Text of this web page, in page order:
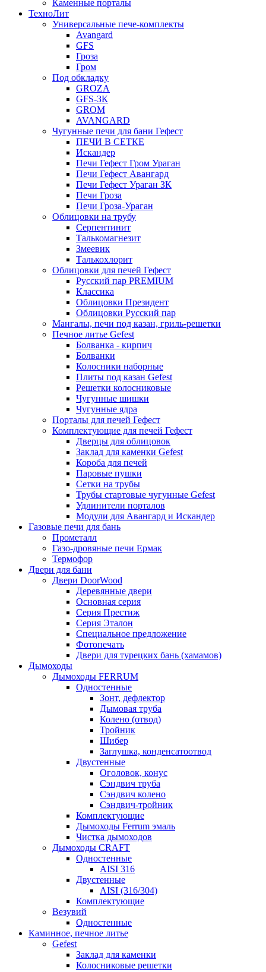
Каменные порталы
ТехноЛит
Универсальные пече-комплекты
Avangard
GFS
Гроза
Гром
Под обкладку
GROZA
GFS-ЗК
GROM
AVANGARD
Чугунные печи для бани Гефест
ПЕЧИ В СЕТКЕ
Искандер
Печи Гефест Гром Ураган
Печи Гефест Авангард
Печи Гефест Ураган ЗК
Печи Гроза
Печи Гроза-Ураган
Облицовки на трубу
Серпентинит
Талькомагнезит
Змеевик
Талькохлорит
Облицовки для печей Гефест
Русский пар PREMIUM
Классика
Облицовки Президент
Облицовки Русский пар
Мангалы, печи под казан, гриль-решетки
Печное литье Gefest
Болванка - кирпич
Болванки
Колосники наборные
Плиты под казан Gefest
Решетки колосниковые
Чугунные шишки
Чугунные ядра
Порталы для печей Гефест
Комплектующие для печей Гефест
Дверцы для облицовок
Заклад для каменки Gefest
Короба для печей
Паровые пушки
Сетки на трубы
Трубы стартовые чугунные Gefest
Удлинители порталов
Модули для Авангард и Искандер
Газовые печи для бань
Прометалл
Газо-дровяные печи Ермак
Термофор
Двери для бани
Двери DoorWood
Деревянные двери
Основная серия
Серия Престиж
Серия Эталон
Специальное предложение
Фотопечать
Двери для турецких бань (хамамов)
Дымоходы
Дымоходы FERRUM
Одностенные
Зонт, дефлектор
Дымовая труба
Колено (отвод)
Тройник
Шибер
Заглушка, конденсатоотвод
Двустенные
Оголовок, конус
Сэндвич труба
Сэндвич колено
Сэндвич-тройник
Комплектующие
Дымоходы Ferrum эмаль
Чистка дымоходов
Дымоходы CRAFT
Одностенные
AISI 316
Двустенные
AISI (316/304)
Комплектующие
Везувий
Одностенные
Каминное, печное литье
Gefest
Заклад для каменки
Колосниковые решетки